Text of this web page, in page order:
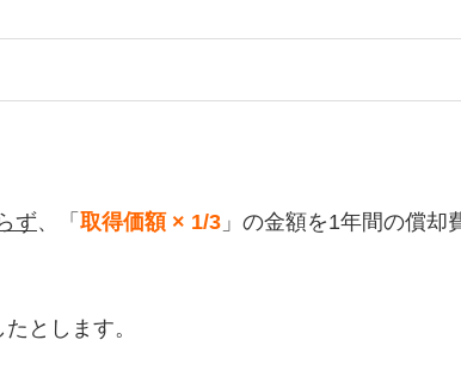
ず、「 取得価額 × 1/3 」の金額を1年間の償却
とします。